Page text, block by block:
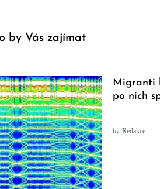
by Vás zajímat
Migranti
po nich
by Redakce